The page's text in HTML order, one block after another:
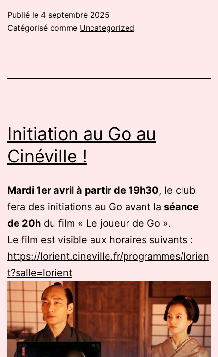
Publié le 4 septembre 2025
Catégorisé comme Uncategorized
Initiation au Go au
Cinéville !
Mardi 1er avril à partir de 19h30, le club
fera des initiations au Go avant la séance
de 20h du film « Le joueur de Go ».
Le film est visible aux horaires suivants :
https://lorient.cineville.fr/programmes/lorien
t?salle=lorient